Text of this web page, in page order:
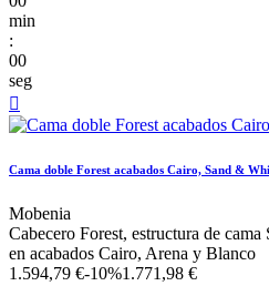
min
:
00
seg

Cama doble Forest acabados Cairo, Sand &
Mobenia
Cabecero Forest, estructura de
en acabados Cairo, Arena y Blanco
1.594,79 €-10%1.771,98 €